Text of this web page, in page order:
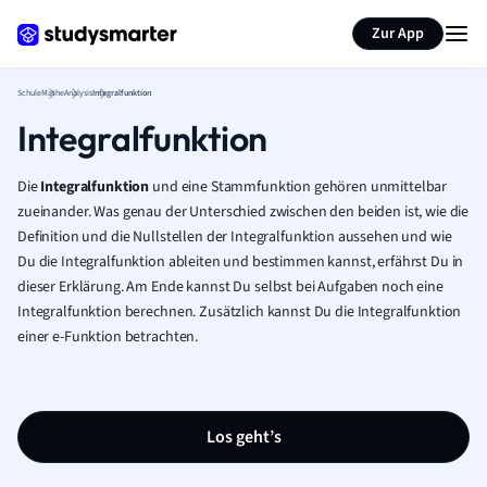
Zur App
SchuleMatheAnalysisIntegralfunktion
Integralfunktion
DieIntegralfunktion und eine Stammfunktion gehören unmittelbar
zueinander. Was genau der Unterschied zwischen den beiden ist, wie die
Definition und die Nullstellen der Integralfunktion aussehen und wie
Du die Integralfunktion ableiten und bestimmen kannst, erfährst Du in
dieser Erklärung. Am Ende kannst Du selbst bei Aufgaben noch eine
Integralfunktion berechnen. Zusätzlich kannst Du die Integralfunktion
einer e-Funktion betrachten.
Los geht’s
Seite zusammenfassen